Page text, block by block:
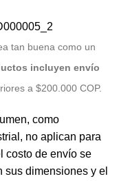
tan buena como un
incluyen envío
a $200.000 COP.
como
no aplican para
costo de envío se
sus dimensiones y el